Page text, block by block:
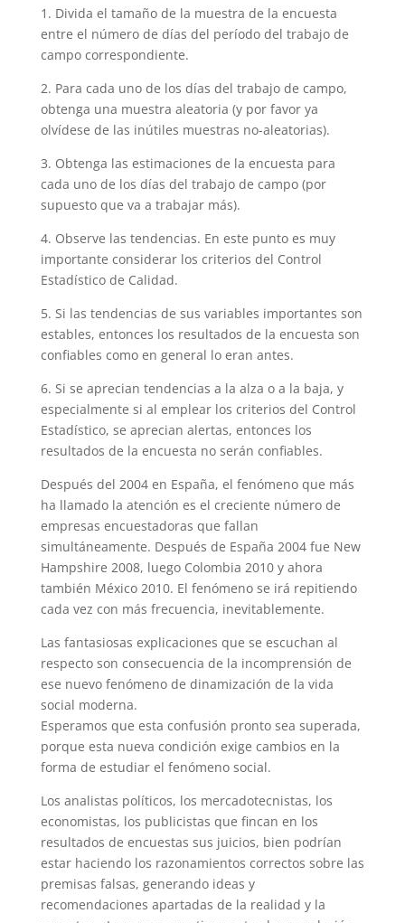
1. Divida el tamaño de la muestra de la encuesta
entre el número de días del período del trabajo de
campo correspondiente.
2. Para cada uno de los días del trabajo de campo,
obtenga una muestra aleatoria (y por favor ya
olvídese de las inútiles muestras no-aleatorias).
3. Obtenga las estimaciones de la encuesta para
cada uno de los días del trabajo de campo (por
supuesto que va a trabajar más).
4. Observe las tendencias. En este punto es muy
importante considerar los criterios del Control
Estadístico de Calidad.
5. Si las tendencias de sus variables importantes son
estables, entonces los resultados de la encuesta son
confiables como en general lo eran antes.
6. Si se aprecian tendencias a la alza o a la baja, y
especialmente si al emplear los criterios del Control
Estadístico, se aprecian alertas, entonces los
resultados de la encuesta no serán confiables.
Después del 2004 en España, el fenómeno que más
ha llamado la atención es el creciente número de
empresas encuestadoras que fallan
simultáneamente. Después de España 2004 fue New
Hampshire 2008, luego Colombia 2010 y ahora
también México 2010. El fenómeno se irá repitiendo
cada vez con más frecuencia, inevitablemente.
Las fantasiosas explicaciones que se escuchan al
respecto son consecuencia de la incomprensión de
ese nuevo fenómeno de dinamización de la vida
social moderna.
Esperamos que esta confusión pronto sea superada,
porque esta nueva condición exige cambios en la
forma de estudiar el fenómeno social.
Los analistas políticos, los mercadotecnistas, los
economistas, los publicistas que fincan en los
resultados de encuestas sus juicios, bien podrían
estar haciendo los razonamientos correctos sobre las
premisas falsas, generando ideas y
recomendaciones apartadas de la realidad y la